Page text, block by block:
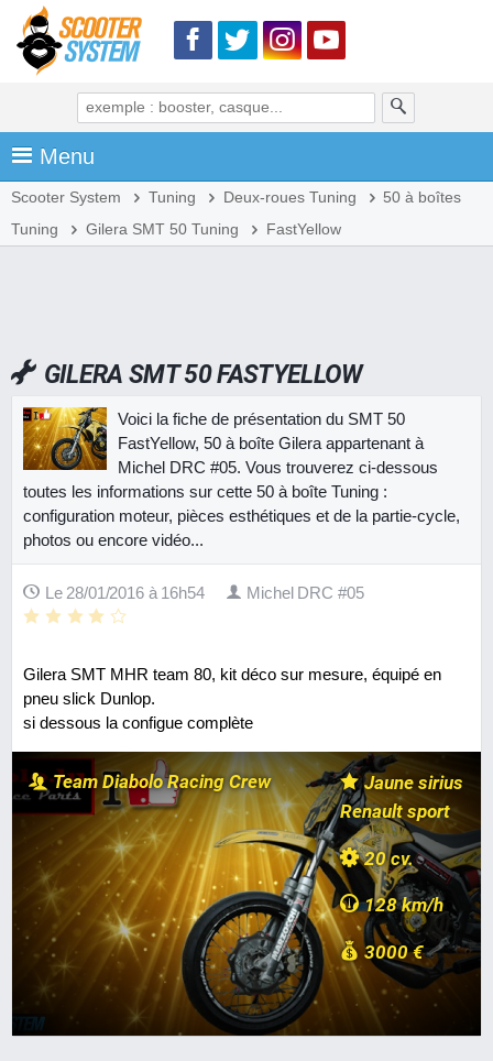
Menu
Scooter System Tuning Deux-roues Tuning
50 à boîtes
Tuning
Gilera SMT 50 Tuning FastYellow
GILERA SMT 50 FASTYELLOW
Voici la fiche de présentation du SMT 50
FastYellow, 50 à boîte Gilera appartenant à
Michel DRC #05. Vous trouverez ci-dessous
toutes les informations sur cette 50 à boîte Tuning :
configuration moteur, pièces esthétiques et de la partie-cycle,
photos ou encore vidéo...
Le 28/01/2016 à 16h54 Michel DRC #05
Gilera SMT MHR team 80, kit déco sur mesure, équipé en
pneu slick Dunlop.
si dessous la configue complète
Team Diabolo Racing Crew
Jaune sirius
Renault sport
20 cv.
128 km/h
3000 €